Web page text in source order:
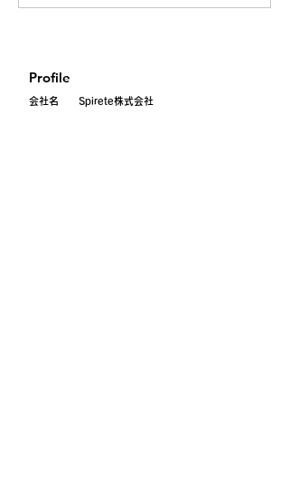
Profile
会社名 Spirete株式会社